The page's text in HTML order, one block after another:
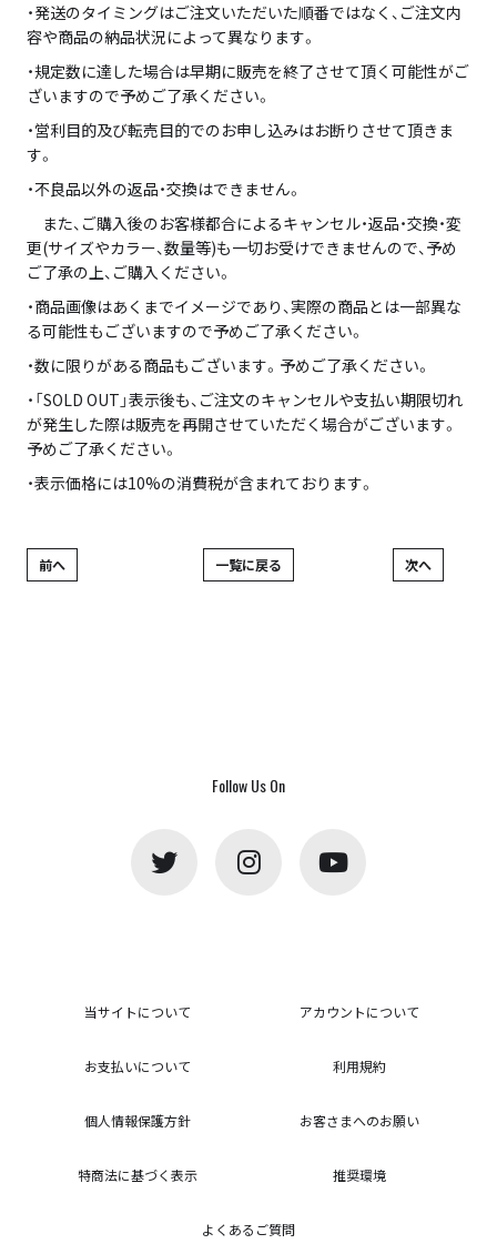
・発送のタイミングはご注文いただいた順番ではなく、ご注文内
容や商品の納品状況によって異なります。
・規定数に達した場合は早期に販売を終了させて頂く可能性がご
ざいますので予めご了承ください。
・営利目的及び転売目的でのお申し込みはお断りさせて頂きま
す。
・不良品以外の返品・交換はできません。
また、ご購入後のお客様都合によるキャンセル・返品・交換・変
更(サイズやカラー、数量等)も一切お受けできませんので、予め
ご了承の上、ご購入ください。
・商品画像はあくまでイメージであり、実際の商品とは一部異な
る可能性もございますので予めご了承ください。
・数に限りがある商品もございます。予めご了承ください。
・「SOLD OUT」表示後も、ご注文のキャンセルや支払い期限切れ
が発生した際は販売を再開させていただく場合がございます。
予めご了承ください。
・表示価格には10%の消費税が含まれております。
前へ 一覧に戻る 次へ
Follow Us On
当サイトについて アカウントについて
お支払いについて 利用規約
個人情報保護方針 お客さまへのお願い
特商法に基づく表示 推奨環境
よくあるご質問